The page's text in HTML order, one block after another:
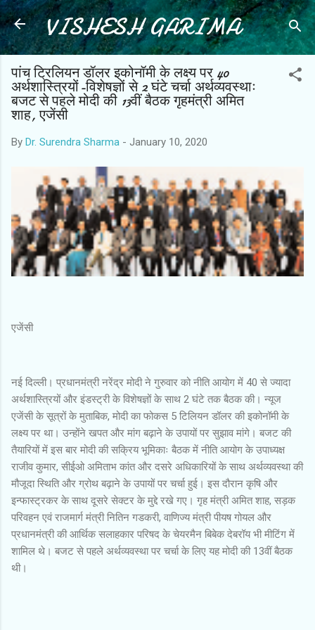
Skip to main content
VISHESH GARIMA
पांच ट्रिलियन डॉलर इकोनॉमी के लक्ष्य पर 40
अर्थशास्त्रियों-विशेषज्ञों से 2 घंटे चर्चा अर्थव्यवस्थाः
बजट से पहले मोदी की 13वीं बैठक गृहमंत्री अमित
शाह, एजेंसी
By Dr. Surendra Sharma - January 10, 2020
एजेंसी
नई दिल्ली। प्रधानमंत्री नरेंद्र मोदी ने गुरुवार को नीति आयोग में 40 से ज्यादा
अर्थशास्त्रियों और इंडस्ट्री के विशेषज्ञों के साथ 2 घंटे तक बैठक की। न्यूज
एजेंसी के सूत्रों के मुताबिक, मोदी का फोकस 5 टिलियन डॉलर की इकोनॉमी के
लक्ष्य पर था। उन्होंने खपत और मांग बढ़ाने के उपायों पर सुझाव मांगे। बजट की
तैयारियों में इस बार मोदी की सक्रिय भूमिकाः बैठक में नीति आयोग के उपाध्यक्ष
राजीव कुमार, सीईओ अमिताभ कांत और दसरे अधिकारियों के साथ अर्थव्यवस्था की
मौजूदा स्थिति और ग्रोथ बढ़ाने के उपायों पर चर्चा हुई। इस दौरान कृषि और
इन्फास्ट्रकर के साथ दूसरे सेक्टर के मुद्दे रखे गए। गृह मंत्री अमित शाह, सड़क
परिवहन एवं राजमार्ग मंत्री नितिन गडकरी, वाणिज्य मंत्री पीयष गोयल और
प्रधानमंत्री की आर्थिक सलाहकार परिषद के चेयरमैन बिबेक देबरॉय भी मीटिंग में
शामिल थे। बजट से पहले अर्थव्यवस्था पर चर्चा के लिए यह मोदी की 13वीं बैठक
थी।